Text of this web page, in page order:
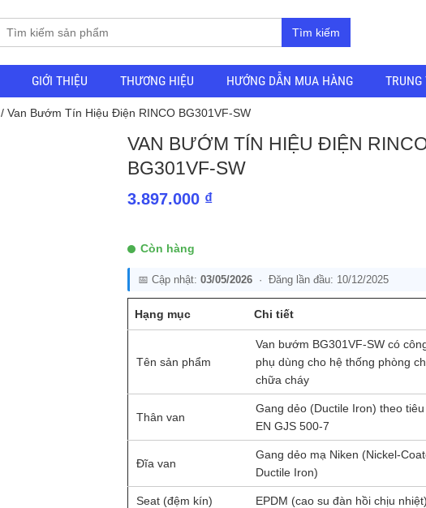
Tìm kiếm
GIỚI THIỆU THƯƠNG HIỆU HƯỚNG DẪN MUA HÀNG
/ Van Bướm Tín Hiệu Điện RINCO BG301VF-SW
VAN BƯỚM TÍN HIỆU ĐIỆN
BG301VF-SW
3.897.000 ₫
Còn hàng
📅 Cập nhật: 03/05/2026· Đăng lần đầu: 10/12/2025
Hạng mục Chi tiết
Tên sản phẩm
Van bướm BG301VF-SW có
phụ dùng cho hệ thống phòng
chữa cháy
Thân van
Gang dẻo (Ductile Iron) theo
EN GJS 500-7
Đĩa van
Gang dẻo mạ Niken (Nickel-
Ductile Iron)
Seat (đệm kín) EPDM (cao su đàn hồi chịu